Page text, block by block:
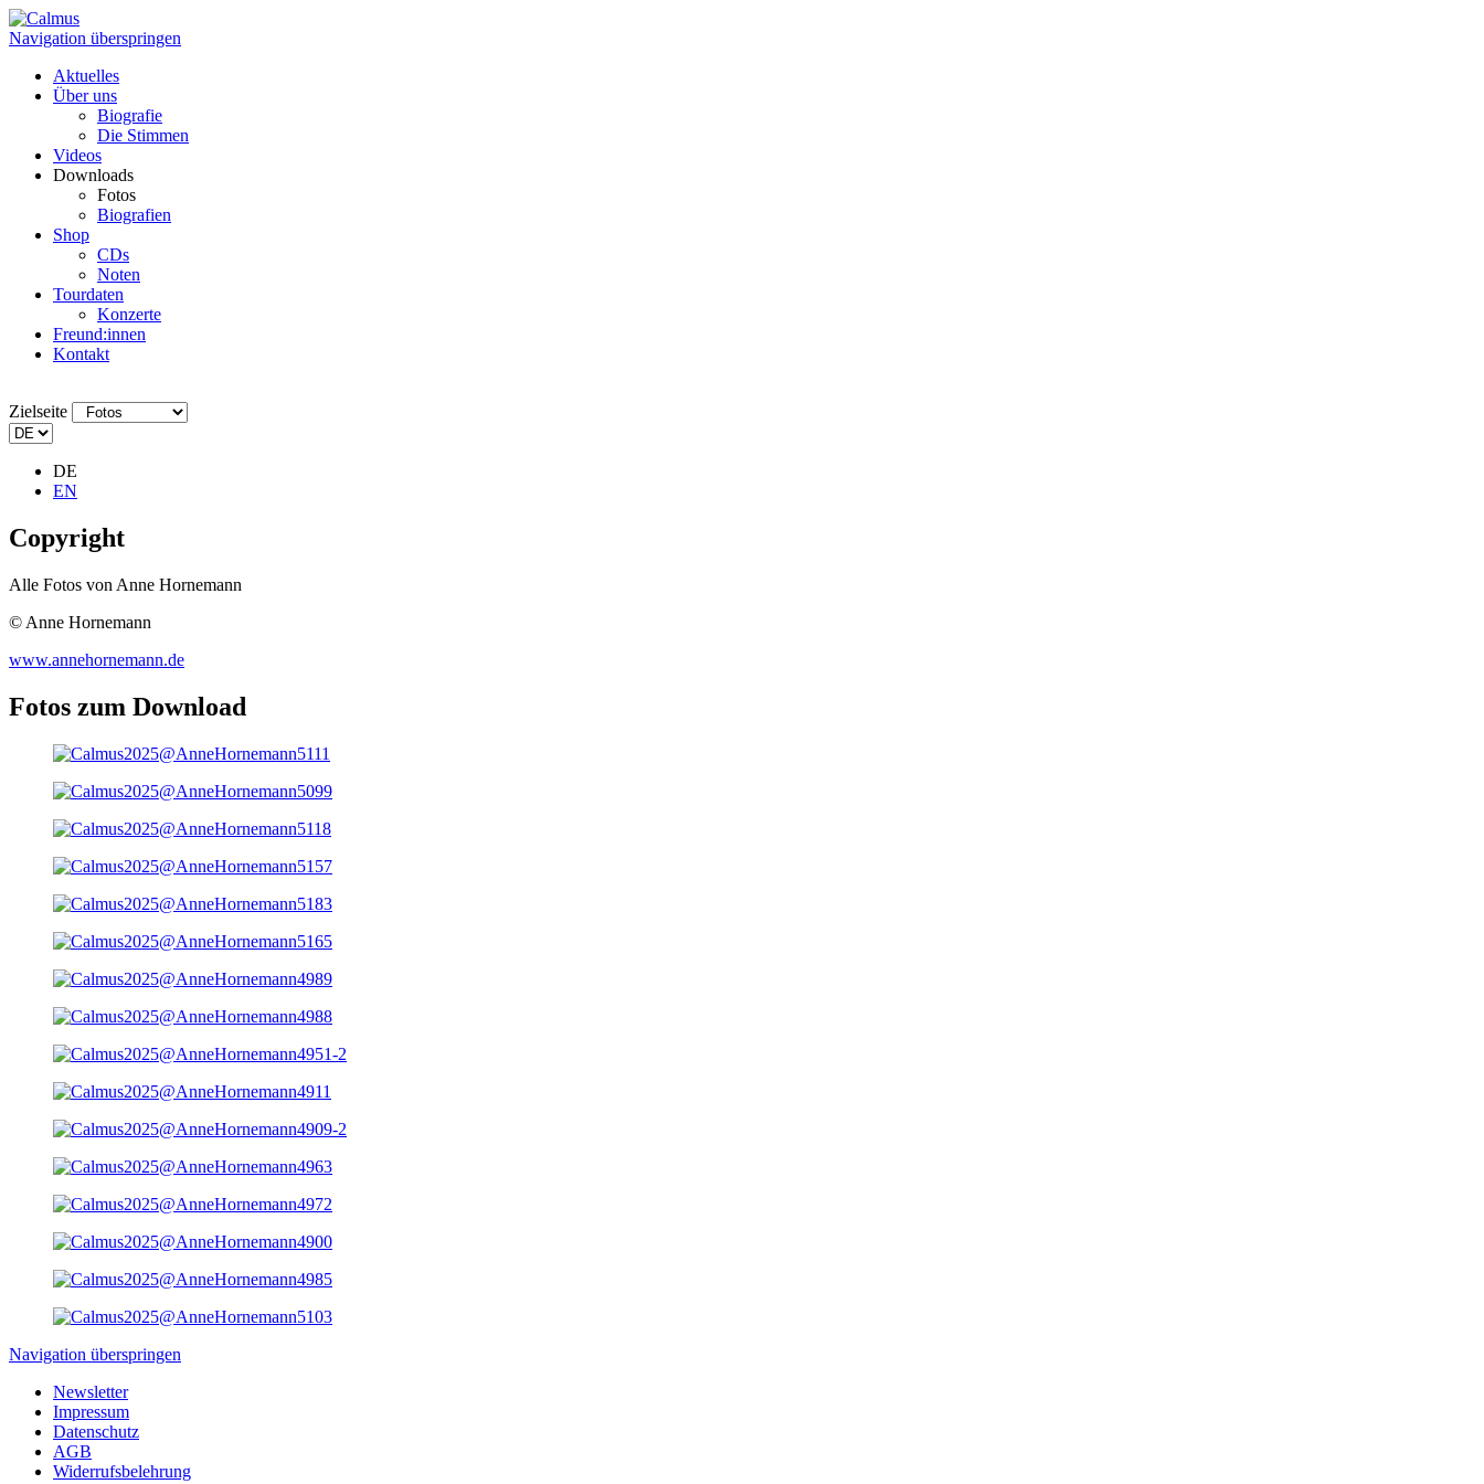
Navigation überspringen
Aktuelles
Über uns
Biografie
Die Stimmen
Videos
Downloads
Fotos
Biografien
Shop
CDs
Noten
Tourdaten
Konzerte
Freund:innen
Kontakt
Zielseite
DE
EN
Copyright
Alle Fotos von Anne Hornemann
© Anne Hornemann
www.annehornemann.de
Fotos zum Download
Navigation überspringen
Newsletter
Impressum
Datenschutz
AGB
Widerrufsbelehrung